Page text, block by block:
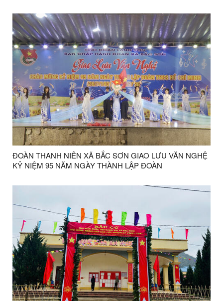
ĐOÀN THANH NIÊN XÃ BẮC SƠN GIAO LƯU VĂN NGHỆ
KỶ NIỆM 95 NĂM NGÀY THÀNH LẬP ĐOÀN